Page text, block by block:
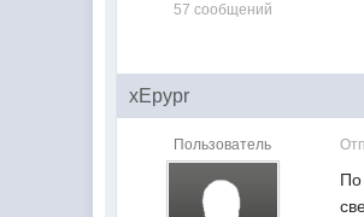
57 сообщений
xEpypr
Пользователь
По